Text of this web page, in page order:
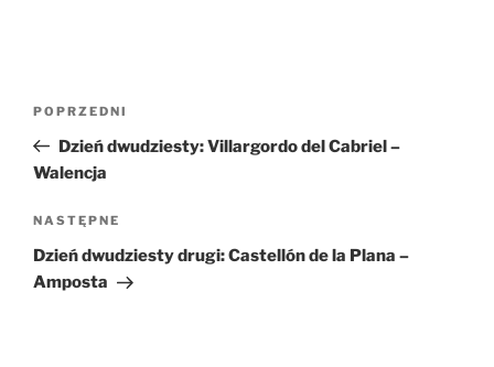
Poprzedni
wpis
POPRZEDNI
Dzień dwudziesty: Villargordo del Cabriel –
Walencja
Następny
wpis
NASTĘPNE
Dzień dwudziesty drugi: Castellón de la Plana –
Amposta